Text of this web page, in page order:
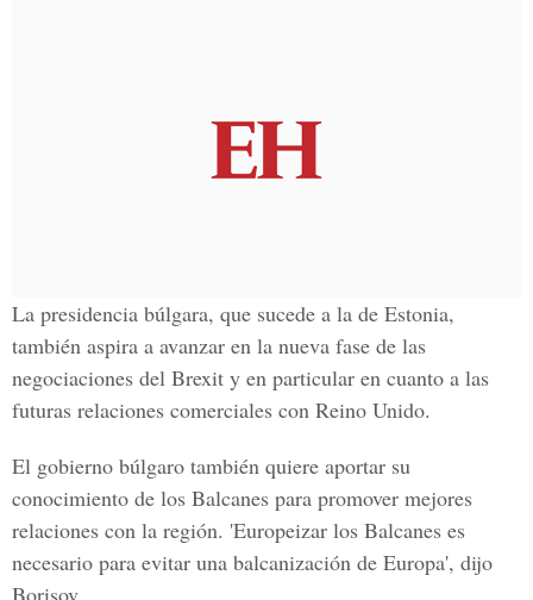
La presidencia búlgara, que sucede a la de Estonia,
también aspira a avanzar en la nueva fase de las
negociaciones del Brexit y en particular en cuanto a las
futuras relaciones comerciales con Reino Unido.
El gobierno búlgaro también quiere aportar su
conocimiento de los Balcanes para promover mejores
relaciones con la región. 'Europeizar los Balcanes es
necesario para evitar una balcanización de Europa', dijo
Borisov.